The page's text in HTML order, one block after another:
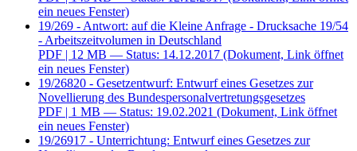
ein neues Fenster)
19/269 - Antwort: auf die Kleine Anfrage - Drucksache 19/54
- Arbeitszeitvolumen in Deutschland
PDF | 12 MB — Status: 14.12.2017 (Dokument, Link öffnet
ein neues Fenster)
19/26820 - Gesetzentwurf: Entwurf eines Gesetzes zur
Novellierung des Bundespersonalvertretungsgesetzes
PDF | 1 MB — Status: 19.02.2021 (Dokument, Link öffnet
ein neues Fenster)
19/26917 - Unterrichtung: Entwurf eines Gesetzes zur